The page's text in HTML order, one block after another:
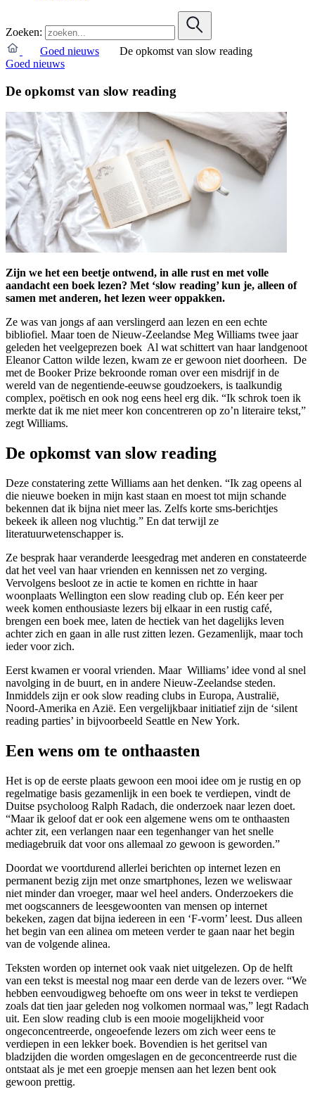
Zoeken:
Goed nieuws
De opkomst van slow reading
Goed nieuws
De opkomst van slow reading
Zijn we het een beetje ontwend, in alle rust en met volle
aandacht een boek lezen? Met ‘slow reading’ kun je, alleen of
samen met anderen, het lezen weer oppakken.
Ze was van jongs af aan verslingerd aan lezen en een echte
bibliofiel. Maar toen de Nieuw-Zeelandse Meg Williams twee jaar
geleden het veelgeprezen boek Al wat schittert van haar landgenoot
Eleanor Catton wilde lezen, kwam ze er gewoon niet doorheen. De
met de Booker Prize bekroonde roman over een misdrijf in de
wereld van de negentiende-eeuwse goudzoekers, is taalkundig
complex, poëtisch en ook nog eens heel erg dik. “Ik schrok toen ik
merkte dat ik me niet meer kon concentreren op zo’n literaire tekst,”
zegt Williams.
De opkomst van slow reading
Deze constatering zette Williams aan het denken. “Ik zag opeens al
die nieuwe boeken in mijn kast staan en moest tot mijn schande
bekennen dat ik bijna niet meer las. Zelfs korte sms-berichtjes
bekeek ik alleen nog vluchtig.” En dat terwijl ze
literatuurwetenschapper is.
Ze besprak haar veranderde leesgedrag met anderen en constateerde
dat het veel van haar vrienden en kennissen net zo verging.
Vervolgens besloot ze in actie te komen en richtte in haar
woonplaats Wellington een slow reading club op. Eén keer per
week komen enthousiaste lezers bij elkaar in een rustig café,
brengen een boek mee, laten de hectiek van het dagelijks leven
achter zich en gaan in alle rust zitten lezen. Gezamenlijk, maar toch
ieder voor zich.
Eerst kwamen er vooral vrienden. Maar Williams’ idee vond al snel
navolging in de buurt, en in andere Nieuw-Zeelandse steden.
Inmiddels zijn er ook slow reading clubs in Europa, Australië,
Noord-Amerika en Azië. Een vergelijkbaar initiatief zijn de ‘silent
reading parties’ in bijvoorbeeld Seattle en New York.
Een wens om te onthaasten
Het is op de eerste plaats gewoon een mooi idee om je rustig en op
regelmatige basis gezamenlijk in een boek te verdiepen, vindt de
Duitse psycholoog Ralph Radach, die onderzoek naar lezen doet.
“Maar ik geloof dat er ook een algemene wens om te onthaasten
achter zit, een verlangen naar een tegenhanger van het snelle
mediagebruik dat voor ons allemaal zo gewoon is geworden.”
Doordat we voortdurend allerlei berichten op internet lezen en
permanent bezig zijn met onze smartphones, lezen we weliswaar
niet minder dan vroeger, maar wel heel anders. Onderzoekers die
met oogscanners de leesgewoonten van mensen op internet
bekeken, zagen dat bijna iedereen in een ‘F-vorm’ leest. Dus alleen
het begin van een alinea om meteen verder te gaan naar het begin
van de volgende alinea.
Teksten worden op internet ook vaak niet uitgelezen. Op de helft
van een tekst is meestal nog maar een derde van de lezers over. “We
hebben eenvoudigweg behoefte om ons weer in tekst te verdiepen
zoals dat tien jaar geleden nog volkomen normaal was,” legt Radach
uit. Een slow reading club is een mooie mogelijkheid voor
ongeconcentreerde, ongeoefende lezers om zich weer eens te
verdiepen in een lekker boek. Bovendien is het geritsel van
bladzijden die worden omgeslagen en de geconcentreerde rust die
ontstaat als je met een groepje mensen aan het lezen bent ook
gewoon prettig.